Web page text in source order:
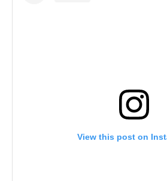
View this post on